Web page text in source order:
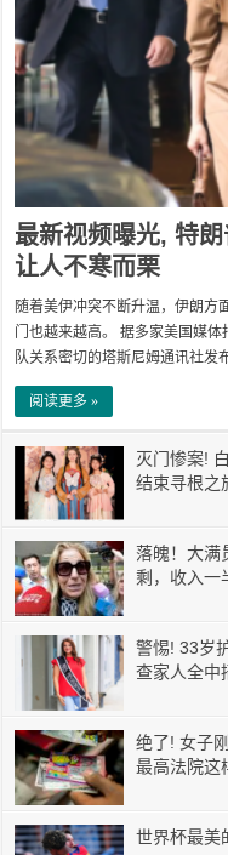
最新视频曝光, 特
让人不寒而栗
随着美伊冲突不断升温，伊朗方
门也越来越高。 据多家美国媒
队关系密切的塔斯尼姆通讯社
阅读更多 »
灭门惨案!
结束寻根之
落魄！大满
剩，收入一
警惕! 33岁
查家人全中
绝了! 女子
最高法院这
世界杯最美